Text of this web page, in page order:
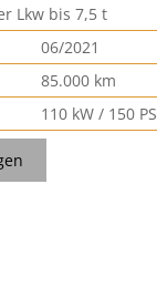
Lkw bis 7,5 t
06/2021
85.000 km
110 kW / 150 PS